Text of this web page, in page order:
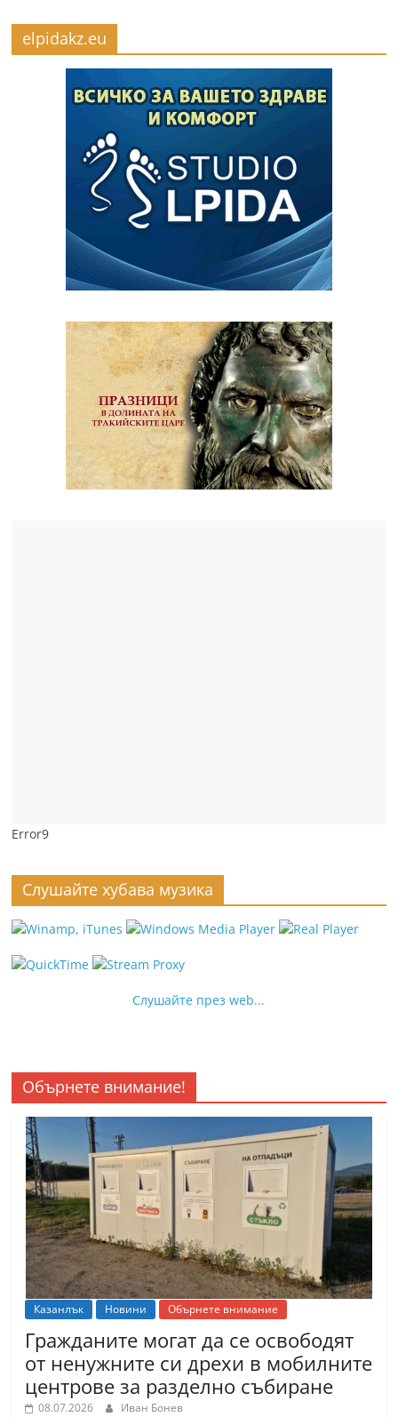
elpidakz.eu
Error9
Слушайте хубава музика
Слушайте през web...
Обърнете внимание!
Казанлък Новини Обърнете внимание
Гражданите могат да се освободят
от ненужните си дрехи в мобилните
центрове за разделно събиране
08.07.2026 Иван Бонев